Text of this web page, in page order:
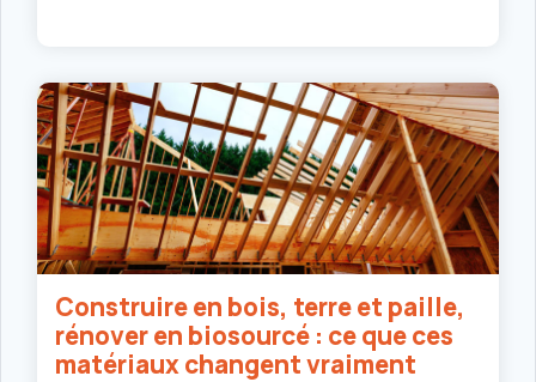
Construire en bois, terre et paille,
rénover en biosourcé : ce que ces
matériaux changent vraiment